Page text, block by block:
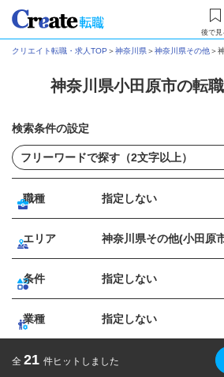
後で見
クリエイト転職・求人TOP ＞神奈川県＞神奈川県その他＞
神奈川県小田原市の転
検索条件の設定
職種 指定しない
エリア 神奈川県その他(小田原
条件 指定しない
業種 指定しない
全 21 件ヒットしました